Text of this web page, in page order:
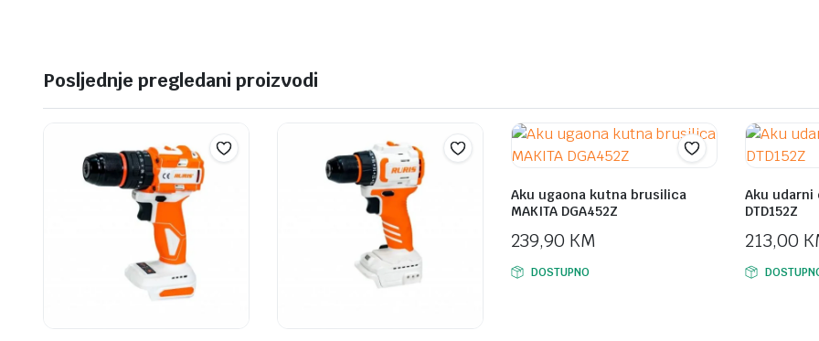
Posljednje pregledani proizvodi
Aku ugaona kutna brusilica
MAKITA DGA452Z
239,90 KM
DOSTUPNO
Aku udarni
DTD152Z
213,00